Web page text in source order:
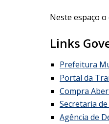
Neste espaço
Links
Prefeitura
Portal da
Compra
Secretaria
Agência de